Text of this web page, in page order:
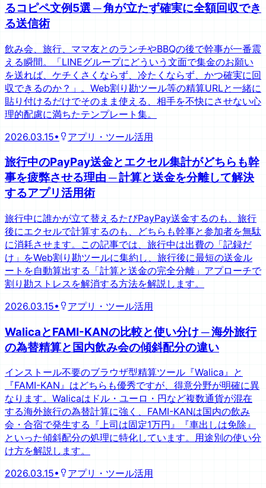
るコピペ文例5選 ─ 角が立たず確実に全額回収でき
る送信術
飲み会、旅行、ママ友とのランチやBBQの後で幹事が一番震
える瞬間。「LINEグループにどういう文面で集金のお願い
を送れば、ケチくさくならず、冷たくならず、かつ確実に回
収できるのか？」。Web割り勘ツール等の精算URLと一緒に
貼り付けるだけでそのまま使える、相手を不快にさせない心
理的配慮に満ちたテンプレート集。
2026.03.15• アプリ・ツール活用
旅行中のPayPay送金とエクセル集計がどちらも幹
事を疲弊させる理由 ─ 計算と送金を分離して解決
するアプリ活用術
旅行中に誰かが立て替えるたびPayPay送金するのも、旅行
後にエクセルで計算するのも、どちらも幹事と参加者を無駄
に消耗させます。この記事では、旅行中は出費の「記録だ
け」をWeb割り勘ツールに集約し、旅行後に最短の送金ル
ートを自動算出する「計算と送金の完全分離」アプローチで
割り勘ストレスを解消する方法を解説します。
2026.03.15• アプリ・ツール活用
WalicaとFAMI-KANの比較と使い分け ─ 海外旅行
の為替精算と国内飲み会の傾斜配分の違い
インストール不要のブラウザ型精算ツール『Walica』と
『FAMI-KAN』はどちらも優秀ですが、得意分野が明確に異
なります。Walicaはドル・ユーロ・円など複数通貨が混在
する海外旅行の為替計算に強く、FAMI-KANは国内の飲み
会・合宿で発生する『上司は固定1万円』『車出しは免除』
といった傾斜配分の処理に特化しています。用途別の使い分
け方を解説します。
2026.03.15• アプリ・ツール活用